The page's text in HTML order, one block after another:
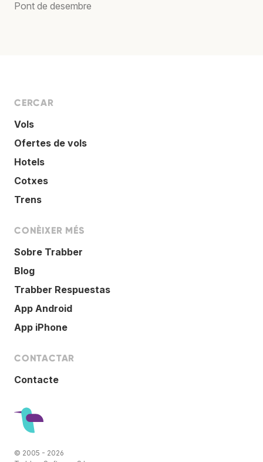
Pont de desembre
CERCAR
Vols
Ofertes de vols
Hotels
Cotxes
Trens
CONÈIXER MÉS
Sobre Trabber
Blog
Trabber Respuestas
App Android
App iPhone
CONTACTAR
Contacte
© 2005 - 2026